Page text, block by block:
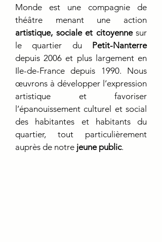
Monde est une compagnie de
théâtre menant une action
artistique, sociale et citoyennesur
le quartier du Petit-Nanterre
depuis 2006 et plus largement en
Ile-de-France depuis 1990. Nous
œuvrons à développer l’expression
artistique et favoriser
l’épanouissement culturel et social
des habitantes et habitants du
quartier, tout particulièrement
auprès de notre jeune public.